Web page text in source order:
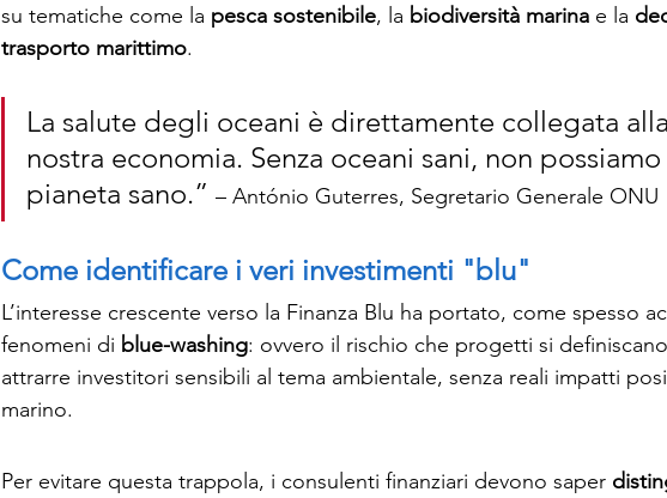
su tematiche come la pesca sostenibile, la biodiversità marina e la
trasporto marittimo.
La salute degli oceani è direttamente collegata
nostra economia. Senza oceani sani, non
pianeta sano.” – António Guterres, Segretario Generale ONU
Come identificare i veri investimenti "blu"
L’interesse crescente verso la Finanza Blu ha portato, come spesso
fenomeni di blue-washing: ovvero il rischio che progetti si
attrarre investitori sensibili al tema ambientale, senza reali impatti
marino.
Per evitare questa trappola, i consulenti finanziari devono saper